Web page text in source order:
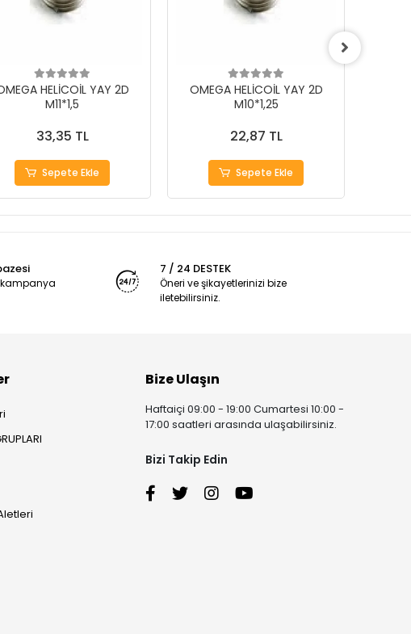
HELİCOİL YAY 2D
M11*1,5
33,35 TL
Sepete Ekle
OMEGA HELİCOİL YAY 2D
M10*1,25
22,87 TL
Sepete Ekle
kampanya
7 / 24 DESTEK
Öneri ve şikayetlerinizi bize
iletebilirsiniz.
Bize Ulaşın
Haftaiçi 09:00 - 19:00 Cumartesi 10:00 -
17:00 saatleri arasında ulaşabilirsiniz.
Bizi Takip Edin